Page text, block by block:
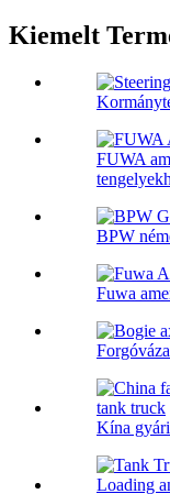
Kiemelt
FUWA
BPW
Fuwa
Kína